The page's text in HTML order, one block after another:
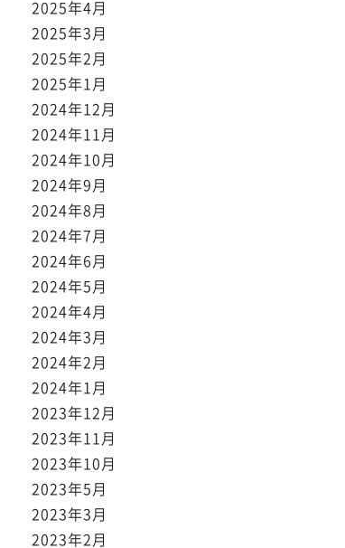
2025年4月
2025年3月
2025年2月
2025年1月
2024年12月
2024年11月
2024年10月
2024年9月
2024年8月
2024年7月
2024年6月
2024年5月
2024年4月
2024年3月
2024年2月
2024年1月
2023年12月
2023年11月
2023年10月
2023年5月
2023年3月
2023年2月